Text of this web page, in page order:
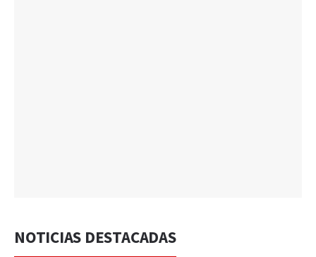
NOTICIAS DESTACADAS